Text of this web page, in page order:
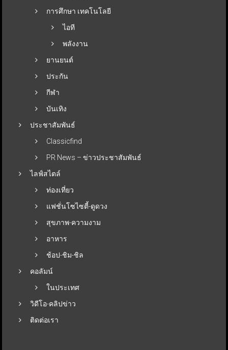
การศึกษา เทคโนโลยี
ไอที
พลังงาน
ยานยนต์
ประกัน
กีฬา
บันเทิง
ประชาสัมพันธ์
Classicfind
PR News – ข่าวประชาสัมพันธ์
ไลฟ์สไตล์
ท่องเที่ยว
แฟชั่นโซไซตี้-ดูดวง
สุขภาพ-ความงาม
อาหาร
ช้อป-ชิม-ชิล
คอลัมน์
ในประเทศ
วิดีโอ-คลิปข่าว
ติดต่อเรา